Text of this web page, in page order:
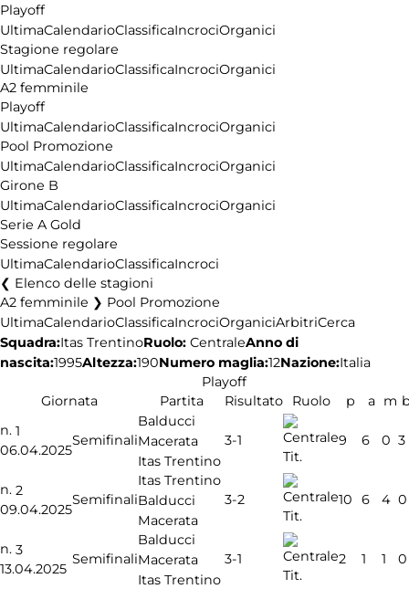
Playoff
UltimaCalendarioClassificaIncrociOrganici
Stagione regolare
UltimaCalendarioClassificaIncrociOrganici
A2 femminile
Playoff
UltimaCalendarioClassificaIncrociOrganici
Pool Promozione
UltimaCalendarioClassificaIncrociOrganici
Girone B
UltimaCalendarioClassificaIncrociOrganici
Serie A Gold
Sessione regolare
UltimaCalendarioClassificaIncroci
Elenco delle stagioni
A2 femminile ❯ Pool Promozione
UltimaCalendarioClassificaIncrociOrganiciArbitriCerca
Squadra:Itas TrentinoRuolo: CentraleAnno di
nascita:1995Altezza:190Numero maglia:12Nazione:Italia
Playoff
Giornata
Partita Risultato Ruolo p a m
n. 1
06.04.2025
Semifinali
Balducci
Macerata
Itas Trentino
3-1
Tit.
9 6 0 3
n. 2
09.04.2025
Semifinali
Itas Trentino
Balducci
Macerata
3-2
Tit.
10 6 4 0
n. 3
13.04.2025
Semifinali
Balducci
Macerata
Itas Trentino
3-1
Tit.
2 1 1 0